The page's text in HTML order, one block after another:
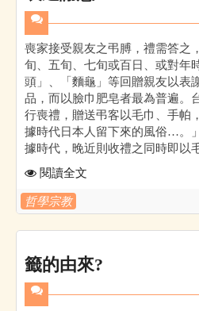
喪家接受親友之弔膊，禮需答之
旬、五旬、七旬或百日、或對年
頭」、「麵龜」等回贈親友以表
品，而以臉巾肥皂者最為普遍。
行喪禮，贈送弔客以毛巾、手帕
據時代日本人留下來的風俗…。
據時代，晚近則收禮之同時即以
閱讀全文
哲學宗教
籤的由來?